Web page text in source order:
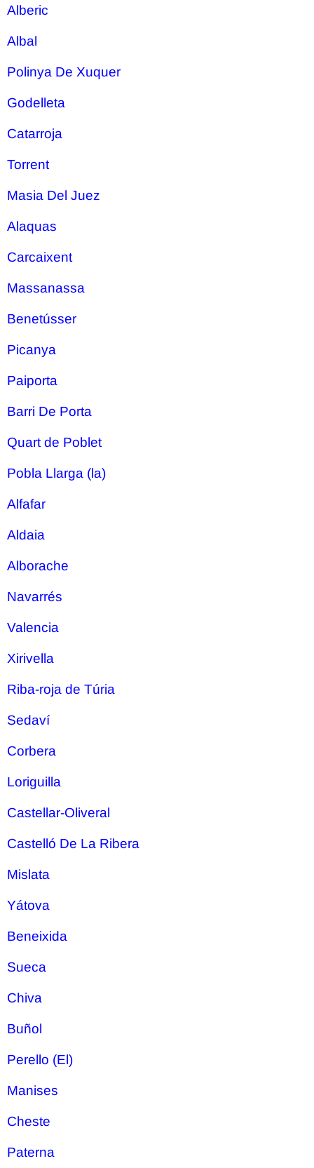
Alberic
Albal
Polinya De Xuquer
Godelleta
Catarroja
Torrent
Masia Del Juez
Alaquas
Carcaixent
Massanassa
Benetússer
Picanya
Paiporta
Barri De Porta
Quart de Poblet
Pobla Llarga (la)
Alfafar
Aldaia
Alborache
Navarrés
Valencia
Xirivella
Riba-roja de Túria
Sedaví
Corbera
Loriguilla
Castellar-Oliveral
Castelló De La Ribera
Mislata
Yátova
Beneixida
Sueca
Chiva
Buñol
Perello (El)
Manises
Cheste
Paterna